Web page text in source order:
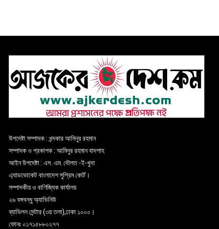
উপদেষ্টা সম্পাদক : খন্দকার আমিনুর রহমান
সম্পাদক ও প্রকাশক : আমিনুর রহমান বাদশাহ
আইন উপদেষ্টা : এস. এম. দৌলত -ই-খুদা
এ্যাডভোকেট বাংলাদেশ সুপ্রিম কোর্ট।
সম্পাদকীয় ও বাণিজ্যিক কার্যালয়
২৬ বঙ্গবন্ধু অ্যাভিনিউ
ব্যাভিলন সেন্টার (৩য় তলা),ঢাকা ১০০০।
ফোনঃ ০১৭১৫৮৮০২৭৭